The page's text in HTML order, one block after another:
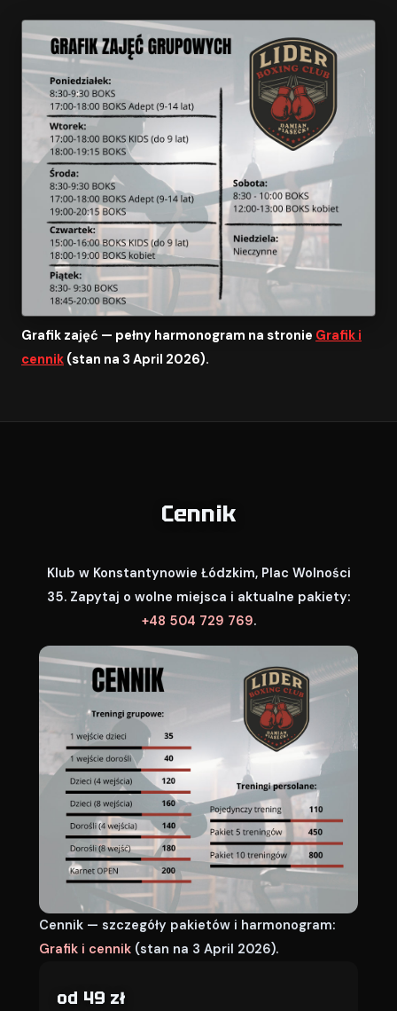
Grafik zajęć — pełny harmonogram na stronie Grafik i
cennik (stan na 3 April 2026).
Cennik
Klub w Konstantynowie Łódzkim, Plac Wolności
35. Zapytaj o wolne miejsca i aktualne pakiety:
+48 504 729 769.
Cennik — szczegóły pakietów i harmonogram:
Grafik i cennik (stan na 3 April 2026).
od 49 zł